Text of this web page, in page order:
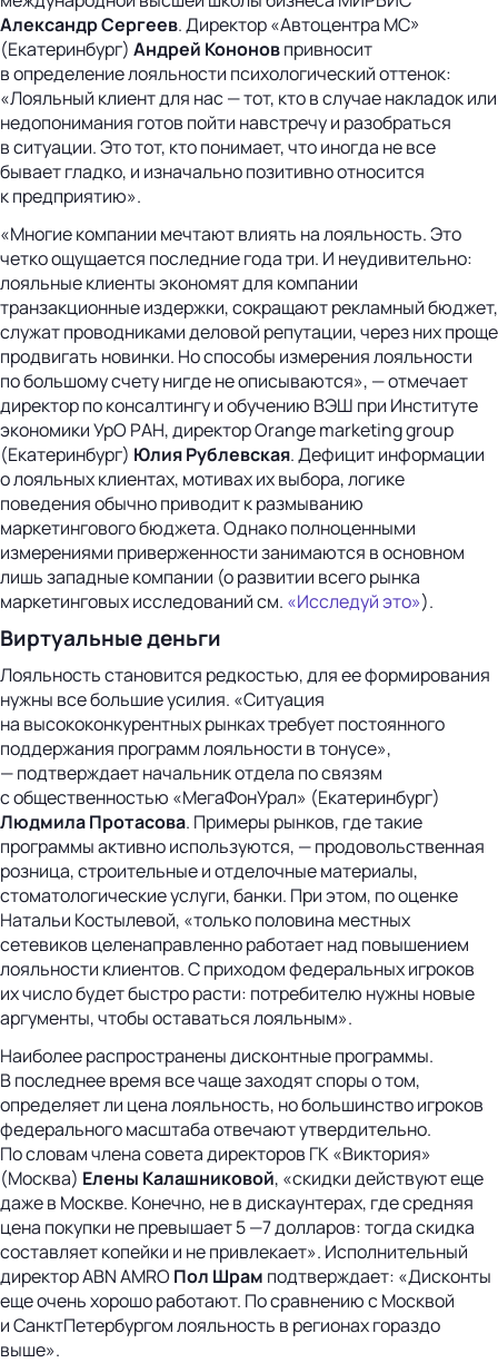
Александр Сергеев. Директор «Автоцентра МС»
(Екатеринбург) Андрей Кононовпривносит
в определение лояльности психологический оттенок:
«Лояльный клиент для нас — тот, кто в случае накладок или
недопонимания готов пойти навстречу и разобраться
в ситуации. Это тот, кто понимает, что иногда не все
бывает гладко, и изначально позитивно относится
к предприятию».
«Многие компании мечтают влиять на лояльность. Это
четко ощущается последние года три. И неудивительно:
лояльные клиенты экономят для компании
транзакционные издержки, сокращают рекламный бюджет,
служат проводниками деловой репутации, через них проще
продвигать новинки. Но способы измерения лояльности
по большому счету нигде не описываются», — отмечает
директор по консалтингу и обучению ВЭШ при Институте
экономики УрО РАН, директор Orange marketing group
(Екатеринбург) Юлия Рублевская. Дефицит информации
о лояльных клиентах, мотивах их выбора, логике
поведения обычно приводит к размыванию
маркетингового бюджета. Однако полноценными
измерениями приверженности занимаются в основном
лишь западные компании (о развитии всего рынка
маркетинговых исследований см. «Исследуй это»).
Виртуальные деньги
Лояльность становится редкостью, для ее формирования
нужны все большие усилия. «Ситуация
на высококонкурентных рынках требует постоянного
поддержания программ лояльности в тонусе»,
— подтверждает начальник отдела по связям
с общественностью «МегаФонУрал» (Екатеринбург)
Людмила Протасова. Примеры рынков, где такие
программы активно используются, — продовольственная
розница, строительные и отделочные материалы,
стоматологические услуги, банки. При этом, по оценке
Натальи Костылевой, «только половина местных
сетевиков целенаправленно работает над повышением
лояльности клиентов. С приходом федеральных игроков
их число будет быстро расти: потребителю нужны новые
аргументы, чтобы оставаться лояльным».
Наиболее распространены дисконтные программы.
В последнее время все чаще заходят споры о том,
определяет ли цена лояльность, но большинство игроков
федерального масштаба отвечают утвердительно.
По словам члена совета директоров ГК «Виктория»
(Москва) Елены Калашниковой, «скидки действуют еще
даже в Москве. Конечно, не в дискаунтерах, где средняя
цена покупки не превышает 5 —7 долларов: тогда скидка
составляет копейки и не привлекает». Исполнительный
директор ABN AMRO Пол Шрам подтверждает: «Дисконты
еще очень хорошо работают. По сравнению с Москвой
и СанктПетербургом лояльность в регионах гораздо
выше».